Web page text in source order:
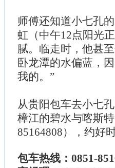
师傅还知道小七孔
虹（中午12点阳光
腻。临走时，他甚
卧龙潭的水偏蓝，
我的。”
从贵阳包车去小七
樟江的碧水与喀斯
85164808），约好
包车热线：0851-